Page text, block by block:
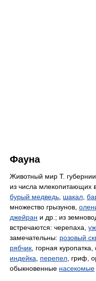
Фауна
Животный мир Т.
из числа млекопитающих
бурый медведь, шакал,
множество грызунов,
джейран и др.; из
встречаются: черепаха,
замечательны: розовый
рябчик, горная
индейка, перепел, гриф,
обыкновенные насекомые